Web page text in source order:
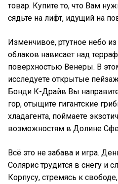
товар. Купите то, что Вам
сядьте на лифт, идущий на
Изменчивое, ртутное небо
облаков нависает над
поверхностью Венеры. В
исследуете открытые
Бонди К-Драйв Вы
гор, отыщите гигантские
хладагента, поймаете
возможностям в Долине
Всё это не забава и игра.
Солярис трудится в снегу и
Корпусу, стремясь к